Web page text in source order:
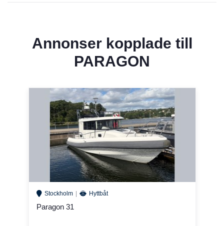
Annonser kopplade till
PARAGON
Stockholm Hyttbåt
Paragon 31